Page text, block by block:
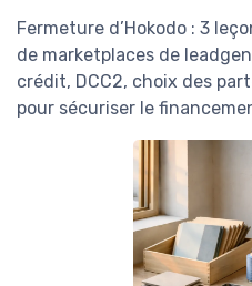
Fermeture d’Hokodo : 3
de marketplaces de
crédit, DCC2, choix des
pour sécuriser le